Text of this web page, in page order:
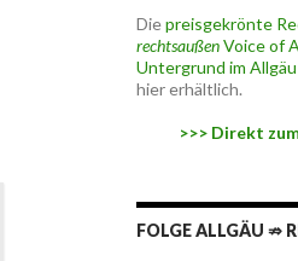
Diepreisgekrönte
rechtsaußenVoice of
Untergrund im Allgäu
hier erhältlich.
>>> Direkt
FOLGE ALLGÄU ⇏